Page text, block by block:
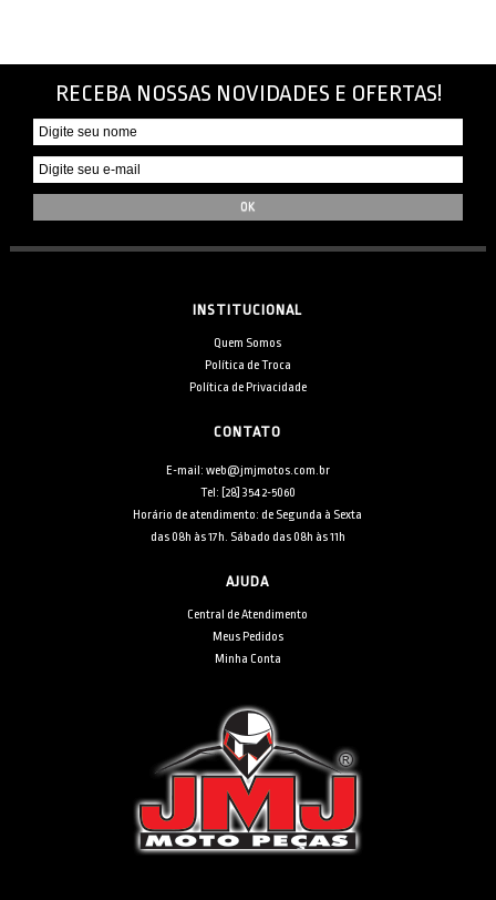
RECEBA NOSSAS NOVIDADES E OFERTAS!
INSTITUCIONAL
Quem Somos
Política de Troca
Política de Privacidade
CONTATO
E-mail: web@jmjmotos.com.br
Tel: [28] 3542-5060
Horário de atendimento: de Segunda à Sexta
das 08h às 17h. Sábado das 08h às 11h
AJUDA
Central de Atendimento
Meus Pedidos
Minha Conta